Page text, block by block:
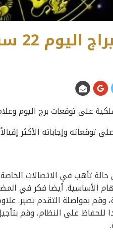
سبتمبر/أيلول 2023
على توقعات برج اليوم
وإجاباته الأكثر
حالة تأهب في الاتصالات
الأساسية. أيضا فكر في
وقم بمواصلة التقدم بصبر.
للحفاظ على النظام، وقم